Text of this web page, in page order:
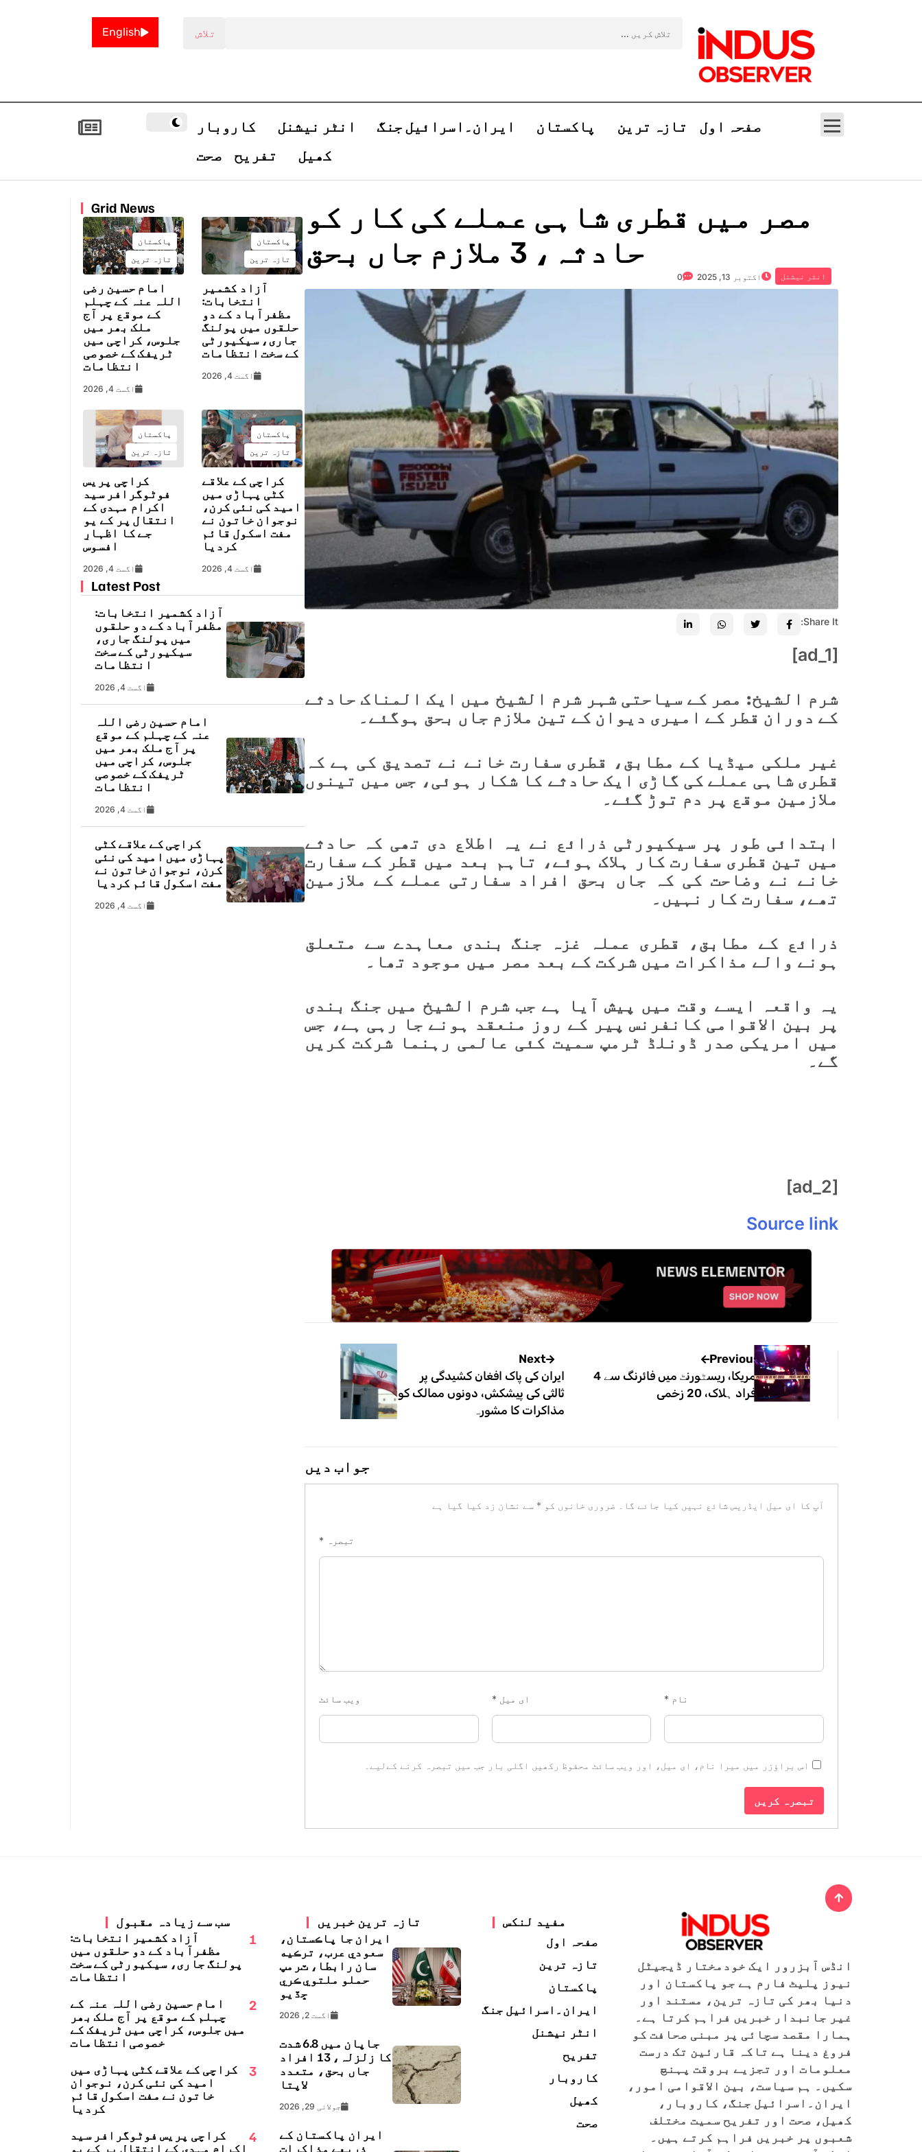
English
صفحہ اول تازہ ترین پاکستان ایران۔اسرائیل جنگ انٹر نیشنل
کاروبار
کھیل
تفریح صحت
مصر میں قطری شاہی عملے کی کار کو
حادثہ، 3 ملازم جاں بحق
انٹر نیشنل اکتوبر 13, 2025 0
Share It:
[ad_1]
شرم الشیخ: مصر کے سیاحتی شہر شرم الشیخ میں ایک المناک حادثے
کے دوران قطر کے امیری دیوان کے تین ملازم جاں بحق ہوگئے۔
غیر ملکی میڈیا کے مطابق، قطری سفارت خانے نے تصدیق کی ہے کہ
قطری شاہی عملے کی گاڑی ایک حادثے کا شکار ہوئی، جس میں تینوں
ملازمین موقع پر دم توڑ گئے۔
ابتدائی طور پرسیکیورٹی ذرائع نے یہ اطلاع دی تھی کہ حادثے
میں تین قطری سفارت کار
ہلاک ہوئے، تاہم بعد میں قطر کے سفارت
خانے نے وضاحت کی کہ جاں بحق افراد سفارتی عملے کے ملازمین
تھے، سفارت کار نہیں۔
ذرائع کے مطابق، قطری عملہ غزہ جنگ بندی معاہدے سے متعلق
ہونے والے مذاکرات میں شرکت کے بعد مصر میں موجود تھا۔
یہ واقعہ ایسے وقت میں پیش آیا ہے جبشرم الشیخ میں جنگ بندی
پر بین الاقوامی کانفرنسپیر کے روز منعقد ہونے جا رہی ہے، جس
میں امریکی صدر ڈونلڈ ٹرمپ سمیت کئی عالمی رہنما شرکت کریں
گے۔
[ad_2]
Source link
Previous
امریکا، ریسٹورنٹ میں فائرنگ سے 4
افراد ہلاک، 20 زخمی
Next
ایران کی پاک افغان کشیدگی پر
ثالثی کی پیشکش، دونوں ممالک کو
مذاکرات کا مشورہ
جواب دیں
آپ کا ای میل ایڈریس شائع نہیں کیا جائے گا۔ ضروری خانوں کو * سے نشان زد کیا گیا ہے
تبصرہ *
نام * ای میل * ویب‌ سائٹ
اس براؤزر میں میرا نام، ای میل، اور ویب سائٹ محفوظ رکھیں اگلی بار جب میں تبصرہ کرنے کےلیے۔
Grid News
پاکستان
تازہ ترین
آزاد کشمیر
انتخابات:
مظفرآباد کے دو
حلقوں میں پولنگ
جاری، سیکیورٹی
کے سخت انتظامات
اگست 4, 2026
پاکستان
تازہ ترین
امام حسین رضی
اللہ عنہ کے چہلم
کے موقع پر آج
ملک بھر میں
جلوس، کراچی میں
ٹریفک کے خصوصی
انتظامات
اگست 4, 2026
پاکستان
تازہ ترین
کراچی کے علاقے
کٹی پہاڑی میں
امید کی نئی کرن،
نوجوان خاتون نے
مفت اسکول قائم
کردیا
اگست 4, 2026
پاکستان
تازہ ترین
کراچی پریس
فوٹوگرافر سید
اکرام مہدی کے
انتقال پر کے یو
جے کا اظہارِ
افسوس
اگست 4, 2026
Latest Post
آزاد کشمیر انتخابات:
مظفرآباد کے دو حلقوں
میں پولنگ جاری،
سیکیورٹی کے سخت
انتظامات
اگست 4, 2026
امام حسین رضی اللہ
عنہ کے چہلم کے موقع
پر آج ملک بھر میں
جلوس، کراچی میں
ٹریفک کے خصوصی
انتظامات
اگست 4, 2026
کراچی کے علاقے کٹی
پہاڑی میں امید کی نئی
کرن، نوجوان خاتون نے
مفت اسکول قائم کردیا
اگست 4, 2026
انڈس آبزرور ایک خودمختار ڈیجیٹل
نیوز پلیٹ فارم ہے جو پاکستان اور
دنیا بھر کی تازہ ترین، مستند اور
غیر جانبدار خبریں فراہم کرتا ہے۔
ہمارا مقصد سچائی پر مبنی صحافت کو
فروغ دینا ہے تاکہ قارئین تک درست
معلومات اور تجزیے بروقت پہنچ
سکیں۔ ہم سیاست، بین الاقوامی امور،
ایران۔اسرائیل جنگ، کاروبار،
کھیل، صحت اور تفریح سمیت مختلف
شعبوں پر خبریں فراہم کرتے ہیں۔
مفید لنکس
صفحہ اول
تازہ ترین
پاکستان
ایران۔اسرائیل جنگ
انٹر نیشنل
تفریح
کاروبار
کھیل
صحت
تازہ ترین خبریں
ايران جا پاڪستان،
سعودي عرب، ترڪيه
سان رابطا، ٽرمپ
حملو ملتوي ڪري
ڇڏيو
اگست 2, 2026
جاپان میں 6.8 شدت
کا زلزلہ، 13 افراد
جاں بحق، متعدد
لاپتا
جولائی 29, 2026
ایران پاکستان کے
ذریعے مذاکرات
سب سے زیادہ مقبول
1
آزاد کشمیر انتخابات:
مظفرآباد کے دو حلقوں میں
پولنگ جاری، سیکیورٹی کے سخت
انتظامات
2
امام حسین رضی اللہ عنہ کے
چہلم کے موقع پر آج ملک بھر
میں جلوس، کراچی میں ٹریفک کے
خصوصی انتظامات
3
کراچی کے علاقے کٹی پہاڑی میں
امید کی نئی کرن، نوجوان
خاتون نے مفت اسکول قائم
کردیا
4
کراچی پریس فوٹوگرافر سید
اکرام مہدی کے انتقال پر کے یو